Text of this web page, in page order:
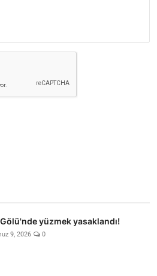
yüzmek yasaklandı!
9, 2026 0